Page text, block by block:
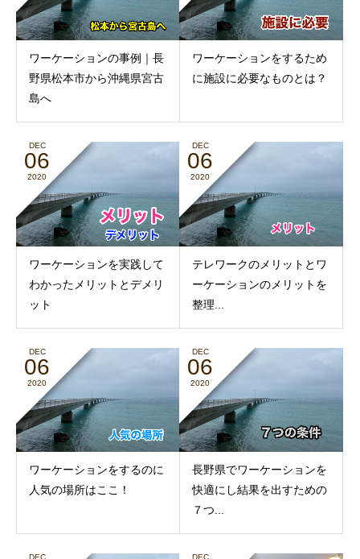
ワーケーションの事例｜長
野県松本市から沖縄県宮古
島へ
ワーケーションをするため
に施設に必要なものとは？
DEC
06
2020
ワーケーションを実践して
わかったメリットとデメリ
ット
DEC
06
2020
テレワークのメリットとワ
ーケーションのメリットを
整理...
DEC
06
2020
ワーケーションをするのに
人気の場所はここ！
DEC
06
2020
長野県でワーケーションを
快適にし結果を出すための
７つ...
DEC DEC